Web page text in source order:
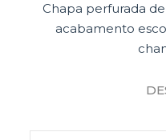
Chapa perfurada
acabamento